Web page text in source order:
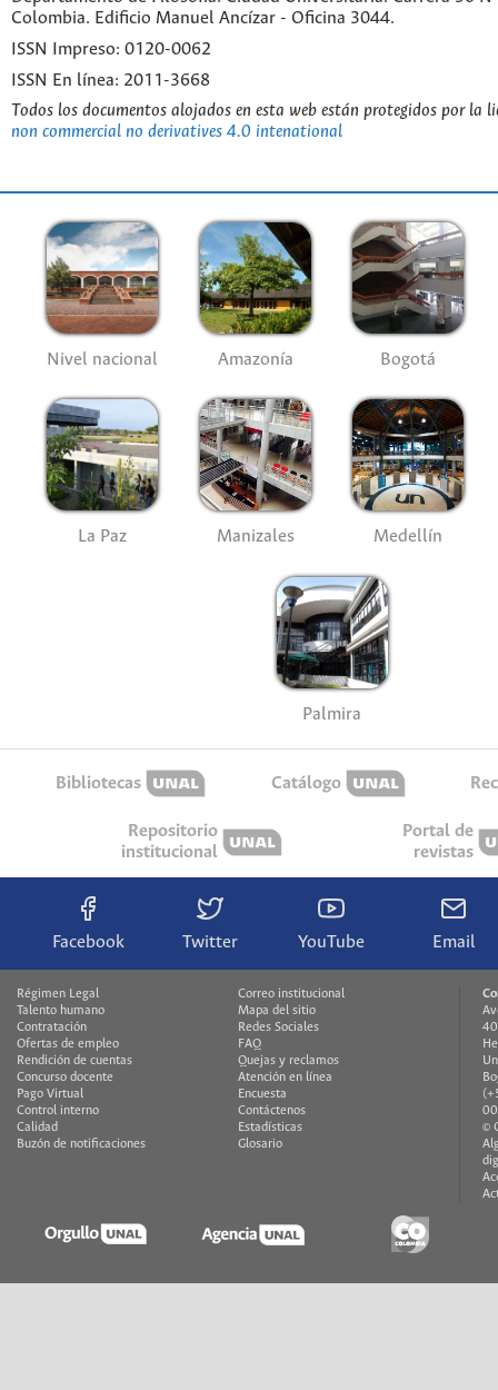
Colombia. Edificio Manuel Ancízar - Oficina 3044.
ISSN Impreso: 0120-0062
ISSN En línea: 2011-3668
Todos los documentos alojados en esta web están protegidos por la
non commercial no derivatives 4.0 intenational
Nivel nacional Amazonía Bogotá
La Paz Manizales Medellín
Palmira
Bibliotecas Catálogo
Repositorio
institucional
Portal de
revistas
Facebook Twitter YouTube Email
Régimen Legal
Talento humano
Contratación
Ofertas de empleo
Rendición de cuentas
Concurso docente
Pago Virtual
Control interno
Calidad
Buzón de notificaciones
Correo institucional
Mapa del sitio
Redes Sociales
FAQ
Quejas y reclamos
Atención en línea
Encuesta
Contáctenos
Estadísticas
Glosario
©